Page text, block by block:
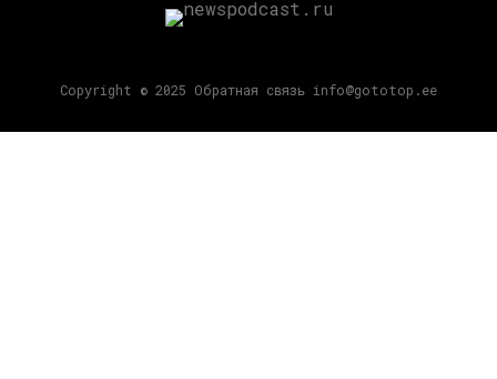
Copyright © 2025 Обратная связь info@gototop.ee